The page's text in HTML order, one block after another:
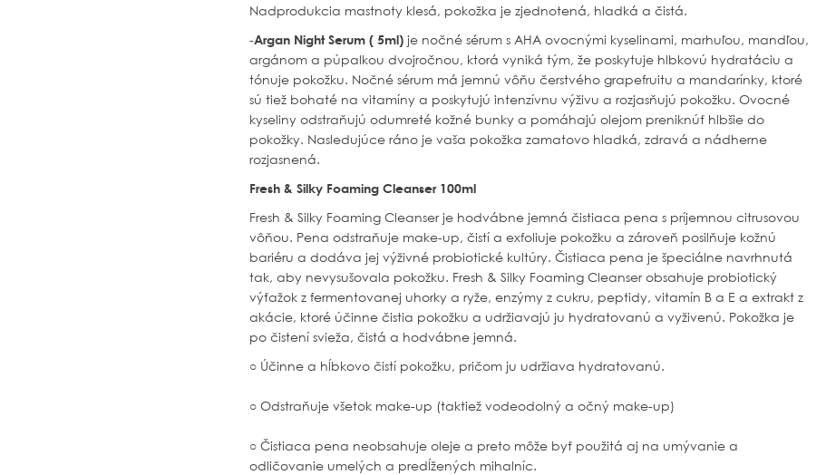
Nadprodukcia mastnoty klesá, pokožka je zjednotená, hladká a čistá.
-Argan Night Serum ( 5ml)jenočné sérum s AHA ovocnými kyselinami, marhuľou, mandľou,
argánom a púpalkou dvojročnou, ktorá vyniká tým, že poskytuje hlbkovú hydratáciu a
tónuje pokožku. Nočné sérum má jemnú vôňu čerstvého grapefruitu a mandarínky, ktoré
sú tiež bohaté na vitamíny a poskytujú intenzívnu výživu a rozjasňujú pokožku. Ovocné
kyseliny odstraňujú odumreté kožné bunky a pomáhajú olejom preniknúť hlbšie do
pokožky. Nasledujúce ráno je vaša pokožka zamatovo hladká, zdravá a nádherne
rozjasnená.
Fresh & Silky Foaming Cleanser 100ml
Fresh & Silky Foaming Cleanser je hodvábne jemná čistiaca pena s príjemnou citrusovou
vôňou. Pena odstraňuje make-up, čistí a exfoliuje pokožku a zároveň posilňuje kožnú
bariéru a dodáva jej výživné probiotické kultúry. Čistiaca pena je špeciálne navrhnutá
tak, aby nevysušovala pokožku. Fresh & Silky Foaming Cleanser obsahuje probiotický
výťažok z fermentovanej uhorky a ryže, enzýmy z cukru, peptidy, vitamín B a E a extrakt z
akácie, ktoré účinne čistia pokožku a udržiavajú ju hydratovanú a vyživenú. Pokožka je
po čistení svieža, čistá a hodvábne jemná.
○ Účinne a hĺbkovo čistí pokožku, pričom ju udržiava hydratovanú.
○ Odstraňuje všetok make-up (taktiež vodeodolný a očný make-up)
○ Čistiaca pena neobsahuje oleje a preto môže byť použitá aj na umývanie a
odličovanie umelých a predĺžených mihalníc.